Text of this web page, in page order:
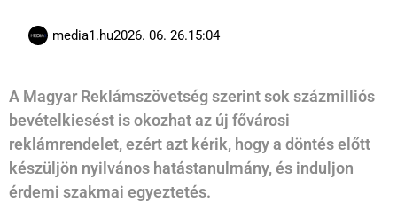
media1.hu2026. 06. 26.15:04
A Magyar Reklámszövetség szerint sok százmilliós
bevételkiesést is okozhat az új fővárosi
reklámrendelet, ezért azt kérik, hogy a döntés előtt
készüljön nyilvános hatástanulmány, és induljon
érdemi szakmai egyeztetés.